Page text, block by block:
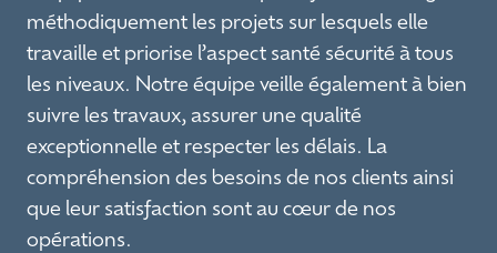
méthodiquement les projets sur lesquels elle
travaille et priorise l’aspect santé sécurité à tous
les niveaux. Notre équipe veille également à bien
suivre les travaux, assurer une qualité
exceptionnelle et respecter les délais. La
compréhension des besoins de nos clients ainsi
que leur satisfaction sont au cœur de nos
opérations.